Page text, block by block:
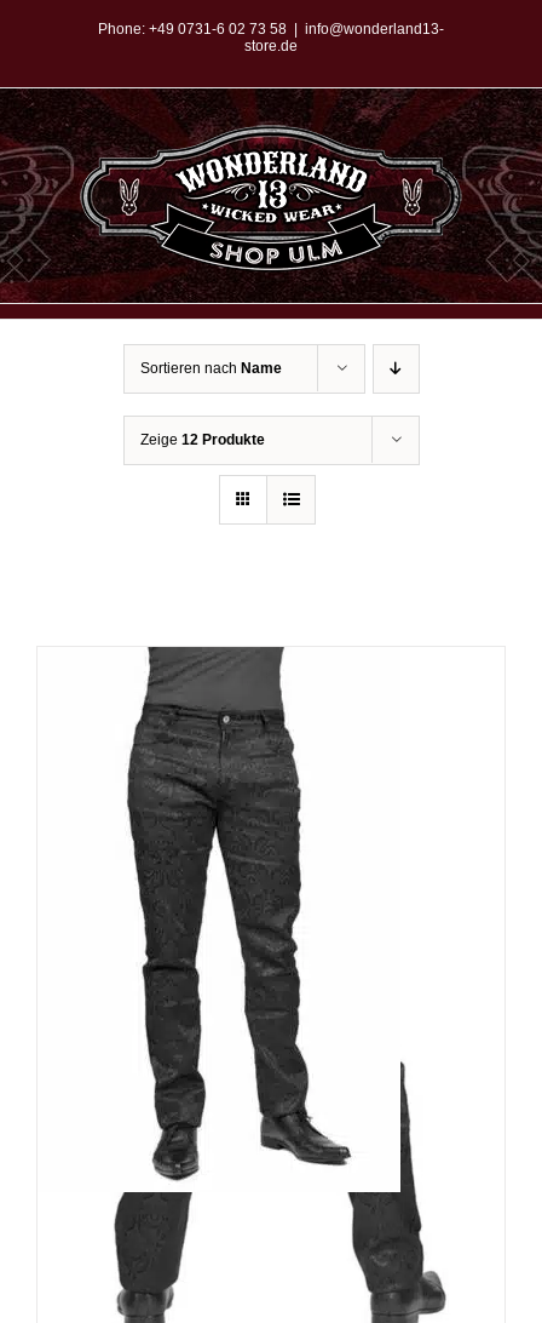
springen
Phone: +49 0731-6 02 73 58
info@wonderland13-
store.de
Sortieren nach Name
Zeige 12 Produkte
Alcatraz-Gothic Hose
Victorian Times